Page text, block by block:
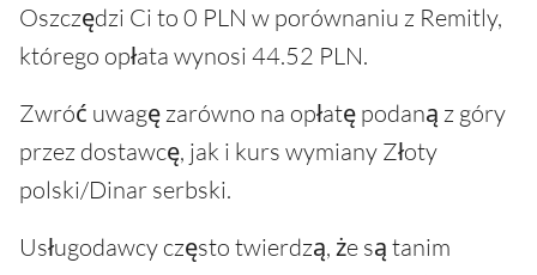
Oszczędzi Ci to 0 PLN w porównaniu z Remitly,
którego opłata wynosi 44.52 PLN.
Zwróć uwagę zarówno na opłatę podaną z góry
przez dostawcę, jak i kurs wymiany Złoty
polski/Dinar serbski.
Usługodawcy często twierdzą, że są tanim